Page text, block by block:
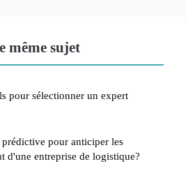
même sujet
pour sélectionner un expert
pour anticiper les
d'une entreprise de logistique?